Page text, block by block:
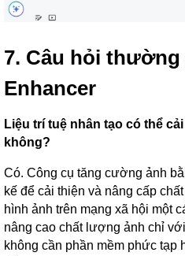
7. Câu hỏi thường
Enhancer
Liệu trí tuệ nhân tạo có thể
không?
Có. Công cụ tăng cường ảnh
kế để cải thiện và nâng cấp
hình ảnh trên mạng xã hội một
nâng cao chất lượng ảnh chỉ
không cần phần mềm phức tạp